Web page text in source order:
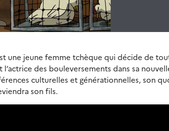
une jeune femme tchèque qui décide de
des bouleversements dans sa
culturelles et générationnelles, son
son fils.